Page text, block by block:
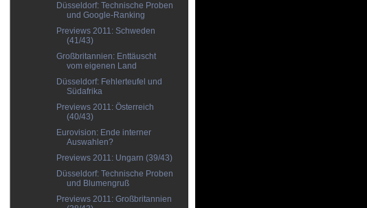
Düsseldorf: Technische Proben
und Google-Ranking
Previews 2011: Schweden
(41/43)
Großbritannien: Enttäuscht
vom eigenen Land
Düsseldorf: Fehlerteufel und
Südafrika
Previews 2011: Österreich
(40/43)
Eurovision: Ende interner
Auswahlen?
Previews 2011: Ungarn (39/43)
Düsseldorf: Technische Proben
und Blumengruß
Previews 2011: Großbritannien